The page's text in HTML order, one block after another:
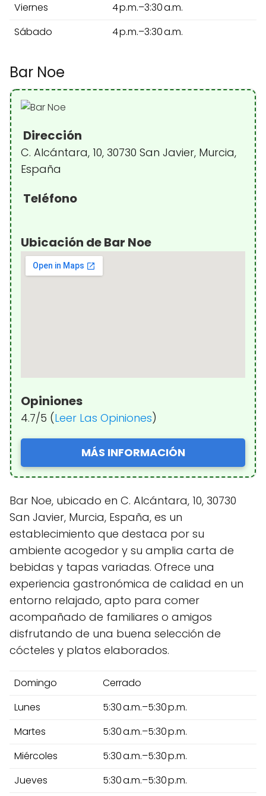
Viernes
4 p.m.–3:30 a.m.
Sábado
4 p.m.–3:30 a.m.
Bar Noe
Dirección
C. Alcántara, 10, 30730 San Javier, Murcia,
España
Teléfono
Ubicación de Bar Noe
Opiniones
4.7/5 (Leer Las Opiniones)
MÁS INFORMACIÓN
Bar Noe, ubicado en C. Alcántara, 10, 30730
San Javier, Murcia, España, es un
establecimiento que destaca por su
ambiente acogedor y su amplia carta de
bebidas y tapas variadas. Ofrece una
experiencia gastronómica de calidad en un
entorno relajado, apto para comer
acompañado de familiares o amigos
disfrutando de una buena selección de
cócteles y platos elaborados.
Domingo
Cerrado
Lunes
5:30 a.m.–5:30 p.m.
Martes
5:30 a.m.–5:30 p.m.
Miércoles
5:30 a.m.–5:30 p.m.
Jueves
5:30 a.m.–5:30 p.m.